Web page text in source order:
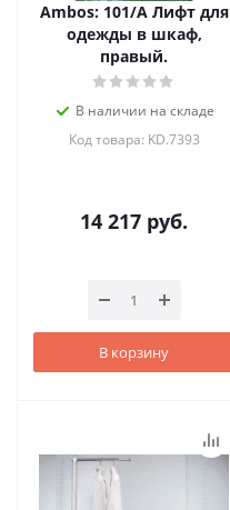
Ambos: 101/A Лифт для
одежды в шкаф,
правый.
В наличии на складе
Код товара: KD.7393
14 217 руб.
В корзину